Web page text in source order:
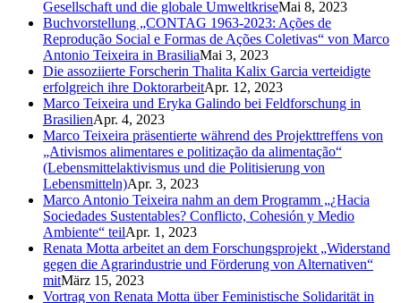
Gesellschaft und die globale UmweltkriseMai 8, 2023
Buchvorstellung „CONTAG 1963-2023: Ações de
Reprodução Social e Formas de Ações Coletivas“ von Marco
Antonio Teixeira in BrasiliaMai 3, 2023
Die assoziierte Forscherin Thalita Kalix Garcia verteidigte
erfolgreich ihre DoktorarbeitApr. 12, 2023
Marco Teixeira und Eryka Galindo bei Feldforschung in
BrasilienApr. 4, 2023
Marco Teixeira präsentierte während des Projekttreffens von
„Ativismos alimentares e politização da alimentação“
(Lebensmittelaktivismus und die Politisierung von
Lebensmitteln)Apr. 3, 2023
Marco Antonio Teixeira nahm an dem Programm „¿Hacia
Sociedades Sustentables? Conflicto, Cohesión y Medio
Ambiente“ teilApr. 1, 2023
Renata Motta arbeitet an dem Forschungsprojekt „Widerstand
gegen die Agrarindustrie und Förderung von Alternativen“
mitMärz 15, 2023
Vortrag von Renata Motta über Feministische Solidarität in